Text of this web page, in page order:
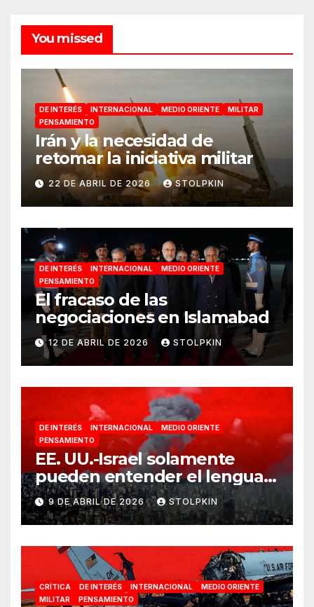
You missed
DE INTERÉS INTERNACIONAL MEDIO ORIENTE
MILITAR
PENSAMIENTO
Irán y la necesidad de
retomar la iniciativa militar
22 DE ABRIL DE 2026 STOLPKIN
DE INTERÉS INTERNACIONAL
MEDIO ORIENTE
PENSAMIENTO
El fracaso de las
negociaciones en Islamabad
12 DE ABRIL DE 2026 STOLPKIN
DE INTERÉS INTERNACIONAL
MEDIO ORIENTE
PENSAMIENTO
EE. UU.-Israel solamente
pueden entender el lenguaje
de la guerra
9 DE ABRIL DE 2026 STOLPKIN
CRÍTICA DE INTERÉS INTERNACIONAL
MEDIO ORIENTE
MILITAR
PENSAMIENTO